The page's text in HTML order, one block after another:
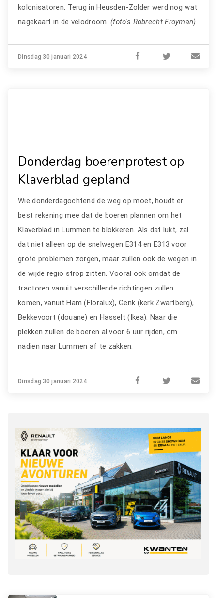
kolonisatoren. Terug in Heusden-Zolder werd nog wat
nagekaart in de velodroom.(foto's Robrecht Froyman)
Dinsdag 30 januari 2024
Donderdag boerenprotest op
Klaverblad gepland
Wie donderdagochtend de weg op moet, houdt er
best rekening mee dat de boeren plannen om het
Klaverblad in Lummen te blokkeren. Als dat lukt, zal
dat niet alleen op de snelwegen E314 en E313 voor
grote problemen zorgen, maar zullen ook de wegen in
de wijde regio strop zitten. Vooral ook omdat de
tractoren vanuit verschillende richtingen zullen
komen, vanuit Ham (Floralux), Genk (kerk Zwartberg),
Bekkevoort (douane) en Hasselt (Ikea). Naar die
plekken zullen de boeren al voor 6 uur rijden, om
nadien naar Lummen af te zakken.
Dinsdag 30 januari 2024